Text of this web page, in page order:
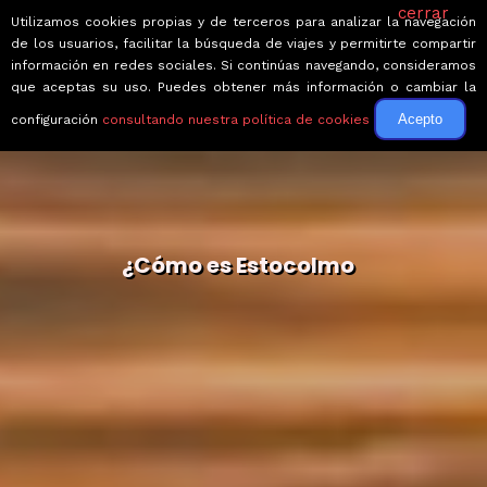
¿Cómo es Estocolmo
cerrar
Utilizamos cookies propias y de terceros para analizar la navegación
de los usuarios, facilitar la búsqueda de viajes y permitirte compartir
información en redes sociales. Si continúas navegando, consideramos
que aceptas su uso. Puedes obtener más información o cambiar la
configuración consultando nuestra política de cookies Acepto